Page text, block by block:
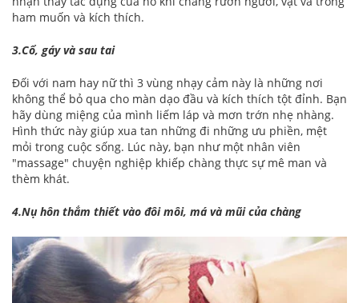
ham muốn và kích thích.
3.Cổ, gáy và sau tai
Đối với nam hay nữ thì 3 vùng nhạy cảm này là những nơi
không thể bỏ qua cho màn dạo đầu và kích thích tột đỉnh. Bạn
hãy dùng miệng của mình liếm láp và mơn trớn nhẹ nhàng.
Hình thức này giúp xua tan những đi những ưu phiền, mệt
mỏi trong cuộc sống. Lúc này, bạn như một nhân viên
"massage" chuyện nghiệp khiếp chàng thực sự mê man và
thèm khát.
4.Nụ hôn thắm thiết vào đôi môi, má và mũi của chàng